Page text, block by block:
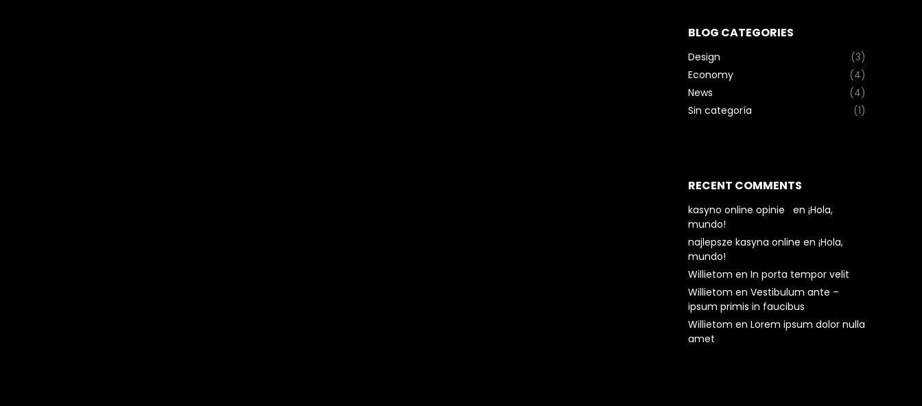
BLOG CATEGORIES
Design
(3)
Economy
(4)
News
(4)
Sin categoría
(1)
RECENT COMMENTS
kasyno online opinie en ¡Hola,
mundo!
najlepsze kasyna online en ¡Hola,
mundo!
Willietom en In porta tempor velit
Willietom en Vestibulum ante –
ipsum primis in faucibus
Willietom en Lorem ipsum dolor nulla
amet